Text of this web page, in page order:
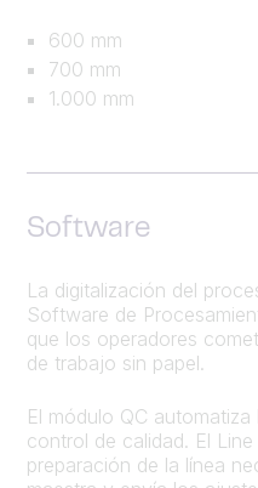
600 mm
700 mm
1.000 mm
Software
La digitalización del
Software de
que los operadores
de trabajo sin papel.
El módulo QC
control de calidad. El
preparación de la línea